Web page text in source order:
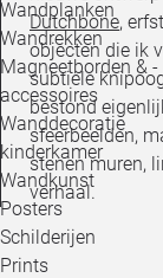
Wandplanken
Wandrekken
Magneetborden & -
accessoires
Wanddecoratie
kinderkamer
Wandkunst
Posters
Schilderijen
Prints
Dutchbone,
objecten die ik
subtiele
bestond
sfeerbeelden,
stenen muren,
verhaal.